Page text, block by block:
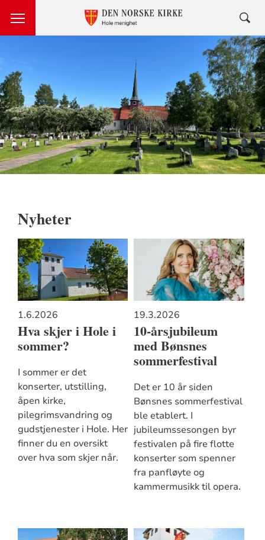
Nyheter
1.6.2026
Hva skjer i Hole i
sommer?
I sommer er det
konserter, utstilling,
åpen kirke,
pilegrimsvandring og
gudstjenester i Hole. Her
finner du en oversikt
over hva som skjer når.
19.3.2026
10-årsjubileum
med Bønsnes
sommerfestival
Det er 10 år siden
Bønsnes sommerfestival
ble etablert. I
jubileumssesongen byr
festivalen på fire flotte
konserter som spenner
fra panfløyte og
kammermusikk til opera.